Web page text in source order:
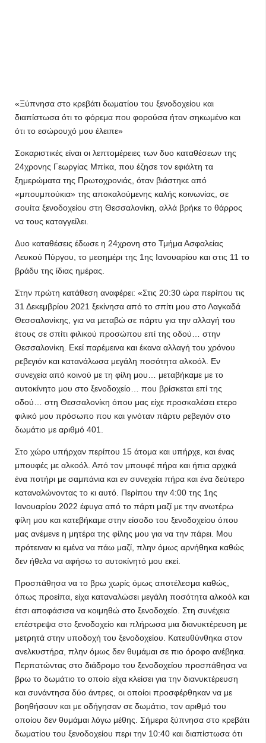
«Ξύπνησα στο κρεβάτι δωματίου του ξενοδοχείου και
διαπίστωσα ότι το φόρεμα που φορούσα ήταν σηκωμένο και
ότι το εσώρουχό μου έλειπε»
Σοκαριστικές είναι οι λεπτομέρειες των δυο καταθέσεων της
24χρονης Γεωργίας Μπίκα, που έζησε τον εφιάλτη τα
ξημερώματα της Πρωτοχρονιάς, όταν βιάστηκε από
«μπουμπούκια» της αποκαλούμενης καλής κοινωνίας, σε
σουίτα ξενοδοχείου στη Θεσσαλονίκη, αλλά βρήκε το θάρρος
να τους καταγγείλει.
Δυο καταθέσεις έδωσε η 24χρονη στο Τμήμα Ασφαλείας
Λευκού Πύργου, το μεσημέρι της 1ης Ιανουαρίου και στις 11 το
βράδυ της ίδιας ημέρας.
Στην πρώτη κατάθεση αναφέρει: «Στις 20:30 ώρα περίπου τις
31 Δεκεμβρίου 2021 ξεκίνησα από το σπίτι μου στο Λαγκαδά
Θεσσαλονίκης, για να μεταβώ σε πάρτυ για την αλλαγή του
έτους σε σπίτι φιλικού προσώπου επί της οδού… στην
Θεσσαλονίκη. Εκεί παρέμεινα και έκανα αλλαγή του χρόνου
ρεβεγιόν και κατανάλωσα μεγάλη ποσότητα αλκοόλ. Εν
συνεχεία από κοινού με τη φίλη μου… μεταβήκαμε με το
αυτοκίνητο μου στο ξενοδοχείο… που βρίσκεται επί της
οδού… στη Θεσσαλονίκη όπου μας είχε προσκαλέσει ετερο
φιλικό μου πρόσωπο που και γινόταν πάρτυ ρεβεγιόν στο
δωμάτιο με αριθμό 401.
Στο χώρο υπήρχαν περίπου 15 άτομα και υπήρχε, και ένας
μπουφές με αλκοόλ. Από τον μπουφέ πήρα και ήπια αρχικά
ένα ποτήρι με σαμπάνια και εν συνεχεία πήρα και ένα δεύτερο
καταναλώνοντας το κι αυτό. Περίπου την 4:00 της 1ης
Ιανουαρίου 2022 έφυγα από το πάρτι μαζί με την ανωτέρω
φίλη μου και κατεβήκαμε στην είσοδο του ξενοδοχείου όπου
μας ανέμενε η μητέρα της φίλης μου για να την πάρει. Μου
πρότειναν κι εμένα να πάω μαζί, πλην όμως αρνήθηκα καθώς
δεν ήθελα να αφήσω το αυτοκίνητό μου εκεί.
Προσπάθησα να το βρω χωρίς όμως αποτέλεσμα καθώς,
όπως προείπα, είχα καταναλώσει μεγάλη ποσότητα αλκοόλ και
έτσι αποφάσισα να κοιμηθώ στο ξενοδοχείο. Στη συνέχεια
επέστρεψα στο ξενοδοχείο και πλήρωσα μια διανυκτέρευση με
μετρητά στην υποδοχή του ξενοδοχείου. Κατευθύνθηκα στον
ανελκυστήρα, πλην όμως δεν θυμάμαι σε πιο όροφο ανέβηκα.
Περπατώντας στο διάδρομο του ξενοδοχείου προσπάθησα να
βρω το δωμάτιο το οποίο είχα κλείσει για την διανυκτέρευση
και συνάντησα δύο άντρες, οι οποίοι προσφέρθηκαν να με
βοηθήσουν και με οδήγησαν σε δωμάτιο, τον αριθμό του
οποίου δεν θυμάμαι λόγω μέθης. Σήμερα ξύπνησα στο κρεβάτι
δωματίου του ξενοδοχείου περι την 10:40 και διαπίστωσα ότι